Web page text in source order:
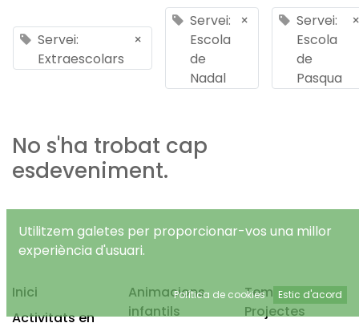
Servei:
Extraescolars
×
Servei:
Escola
de
Nadal
×
Servei:
Escola
de
Pasqua
×
No s'ha trobat cap
esdeveniment.
Inici
Activitats en
Animacions
infantils
Temps Lliure
Projectes
Utilitzem galetes per proporcionar-vos una millor
experiència d'usuari.
Política de cookies Estic d'acord